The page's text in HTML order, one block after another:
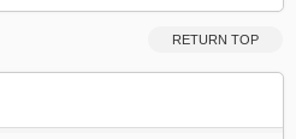
RETURN TOP